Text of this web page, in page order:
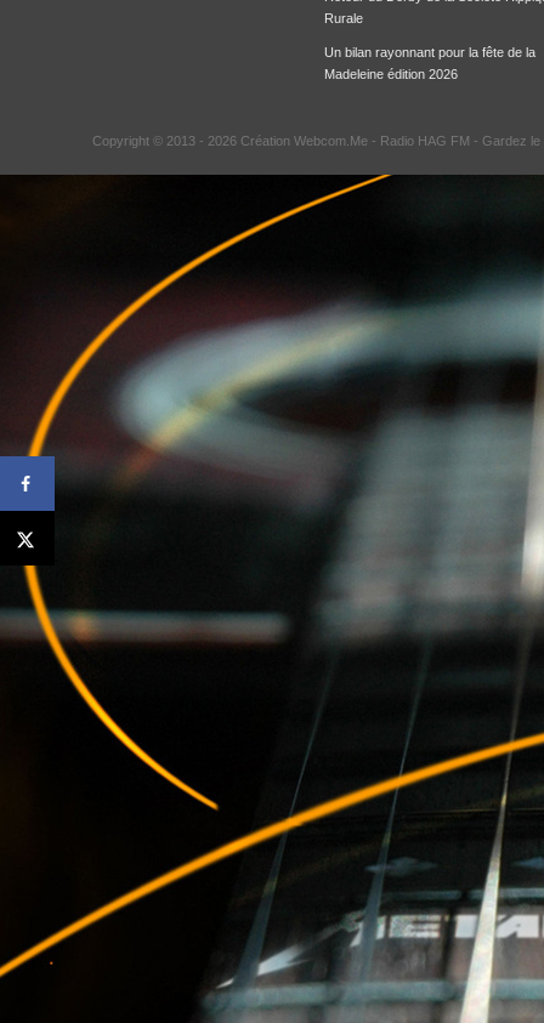
Rurale
Un bilan rayonnant pour la fête de la
Madeleine édition 2026
Copyright © 2013 - 2026 Création Webcom.Me - Radio HAG FM - Gardez le